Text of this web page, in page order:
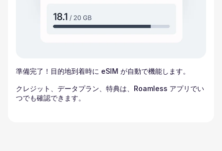
準備完了！目的地到着時に eSIM が自動で機能します。
クレジット、データプラン、特典は、Roamless アプリでい
つでも確認できます。